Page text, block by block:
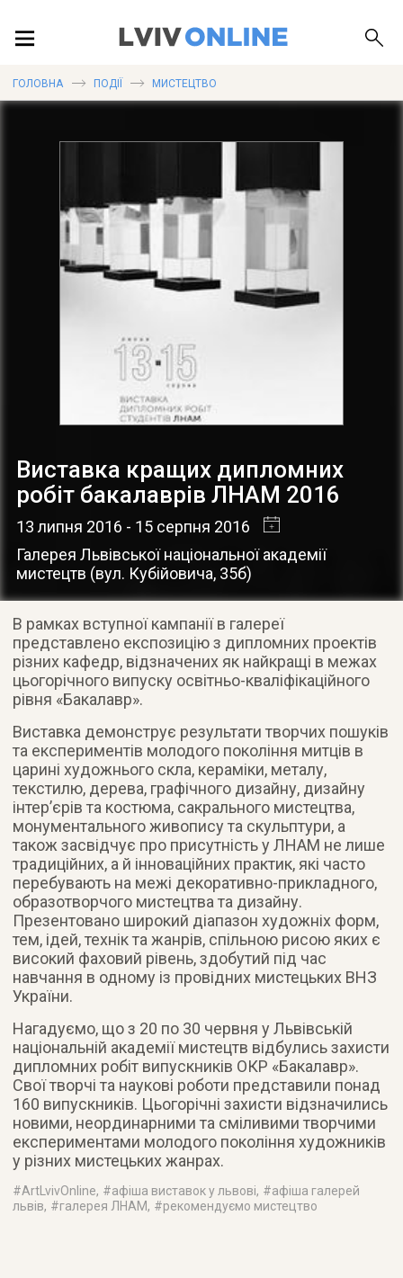
ПУБЛІКАЦІЇ
ГОЛОВНА ПОДІЇ МИСТЕЦТВО
Виставка кращих дипломних
робіт бакалаврів ЛНАМ 2016
13 липня 2016 - 15 серпня 2016
Галерея Львівської національної академії
мистецтв (вул. Кубійовича, 35б)
В рамках вступної кампанії в галереї
представлено експозицію з дипломних проектів
різних кафедр, відзначених як найкращі в межах
цьогорічного випуску освітньо-кваліфікаційного
рівня «Бакалавр».
Виставка демонструє результати творчих пошуків
та експериментів молодого покоління митців в
царині художнього скла, кераміки, металу,
текстилю, дерева, графічного дизайну, дизайну
інтер’єрів та костюма, сакрального мистецтва,
монументального живопису та скульптури, а
також засвідчує про присутність у ЛНАМ не лише
традиційних, а й інноваційних практик, які часто
перебувають на межі декоративно-прикладного,
образотворчого мистецтва та дизайну.
Презентовано широкий діапазон художніх форм,
тем, ідей, технік та жанрів, спільною рисою яких є
високий фаховий рівень, здобутий під час
навчання в одному із провідних мистецьких ВНЗ
України.
Нагадуємо, що з 20 по 30 червня у Львівській
національній академії мистецтв відбулись захисти
дипломних робіт випускників ОКР «Бакалавр».
Свої творчі та наукові роботи представили понад
160 випускників. Цьогорічні захисти відзначились
новими, неординарними та сміливими творчими
експериментами молодого покоління художників
у різних мистецьких жанрах.
#ArtLvivOnline, #афіша виставок у львові, #афіша галерей
львів, #галерея ЛНАМ, #рекомендуємо мистецтво